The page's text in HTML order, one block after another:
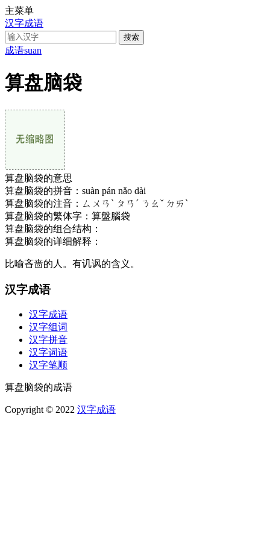
主菜单
汉字成语
成语suan
算盘脑袋
算盘脑袋的意思
算盘脑袋的拼音： suàn pán nǎo dài
算盘脑袋的注音： ㄙㄨㄢˋ ㄆㄢˊ ㄋㄠˇ ㄉㄞˋ
算盘脑袋的繁体字： 算盤腦袋
算盘脑袋的组合结构：
算盘脑袋的详细解释：
比喻吝啬的人。有讥讽的含义。
汉字成语
汉字成语
汉字组词
汉字拼音
汉字词语
汉字笔顺
算盘脑袋的成语
Copyright © 2022 汉字成语